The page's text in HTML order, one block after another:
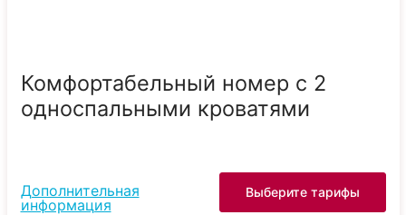
Комфортабельный номер с 2
односпальными кроватями
Дополнительная
информация
Выберите тарифы